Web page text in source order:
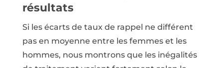
résultats
Si les écarts de taux de rappel ne différent
pas en moyenne entre les femmes et les
hommes, nous montrons que les inégalités